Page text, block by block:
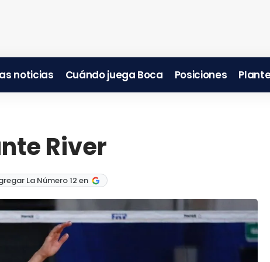
noticias Cuándo juega Boca Posiciones
River
La Número 12 en